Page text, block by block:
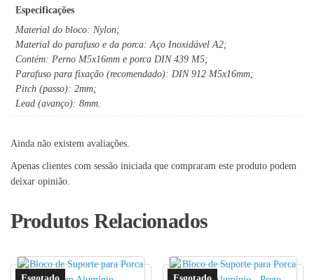
Especificações
Material do bloco: Nylon;
Material do parafuso e da porca: Aço Inoxidável A2;
Contém: Perno M5x16mm e porca DIN 439 M5;
Parafuso para fixação (recomendado): DIN 912 M5x16mm;
Pitch (passo): 2mm;
Lead (avanço): 8mm.
Ainda não existem avaliações.
Apenas clientes com sessão iniciada que compraram este produto podem
deixar opinião.
Produtos Relacionados